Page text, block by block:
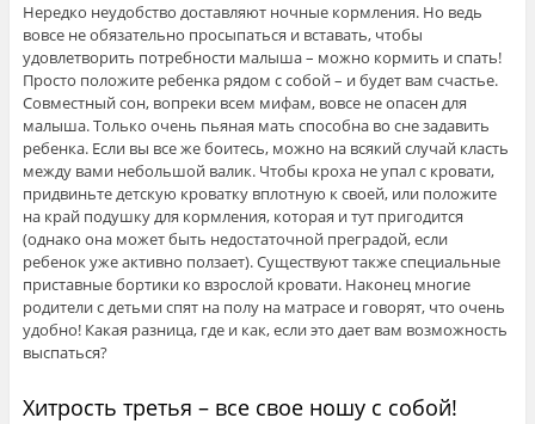
Нередко неудобство доставляют ночные кормления. Но ведь
вовсе не обязательно просыпаться и вставать, чтобы
удовлетворить потребности малыша – можно кормить и спать!
Просто положите ребенка рядом с собой – и будет вам счастье.
Совместный сон, вопреки всем мифам, вовсе не опасен для
малыша. Только очень пьяная мать способна во сне задавить
ребенка. Если вы все же боитесь, можно на всякий случай класть
между вами небольшой валик. Чтобы кроха не упал с кровати,
придвиньте детскую кроватку вплотную к своей, или положите
на край подушку для кормления, которая и тут пригодится
(однако она может быть недостаточной преградой, если
ребенок уже активно ползает). Существуют также специальные
приставные бортики ко взрослой кровати. Наконец многие
родители с детьми спят на полу на матрасе и говорят, что очень
удобно! Какая разница, где и как, если это дает вам возможность
выспаться?
Хитрость третья – все свое ношу с собой!